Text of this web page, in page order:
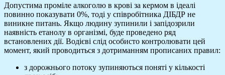
Допустима проміле алкоголю в крові за кермом в ідеалі
повинно показувати 0%, тоді у співробітника ДІБДР не
виникне питань. Якщо людину зупинили і запідозрили
наявність етанолу в організмі, буде проведено ряд
встановлених дії. Водієві слід особисто контролювати цей
момент, який проводиться з дотриманням прописаних правил:
з дорожнього потоку зупиняються поняті у кількості